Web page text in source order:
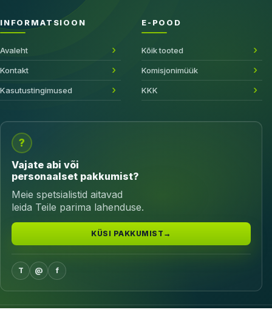
INFORMATSIOON
Avaleht
Kontakt
Kasutustingimused
E-POOD
Kõik tooted
Komisjonimüük
KKK
?
Vajate abi või
personaalset pakkumist?
Meie spetsialistid aitavad
leida Teile parima lahenduse.
KÜSI PAKKUMIST →
T @ f